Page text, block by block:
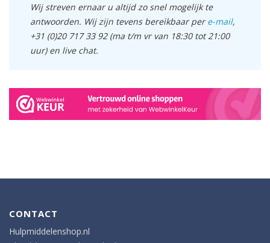
Wij streven ernaar u altijd zo snel mogelijk te
antwoorden. Wij zijn tevens bereikbaar pere-mail,
+31 (0)20 717 33 92 (ma t/m vr van 18:30 tot 21:00
uur) en live chat.
CONTACT
Hulpmiddelenshop.nl